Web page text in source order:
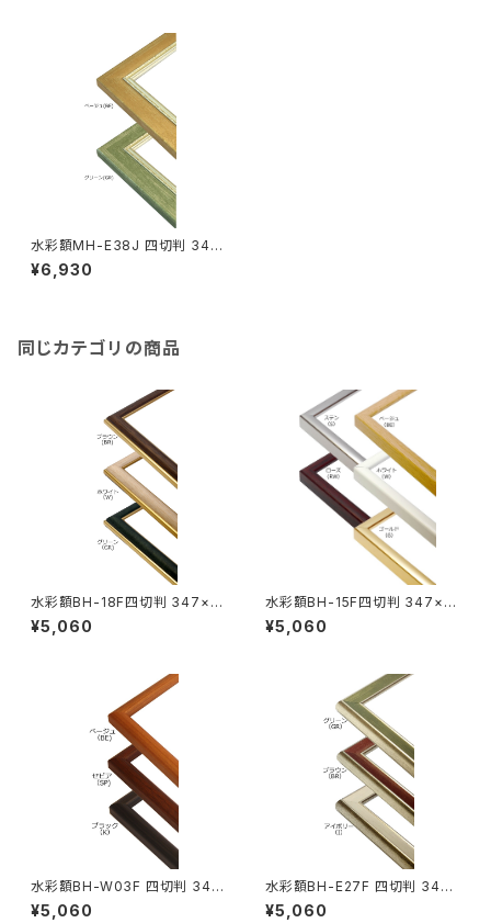
水彩額MH-E38J 四切判 347
×423ミリ
¥6,930
同じカテゴリの商品
水彩額BH-18F四切判 347×4
23ミリ
¥5,060
水彩額BH-15F四切判 347×4
23ミリ
¥5,060
水彩額BH-W03F 四切判 347
×423ミリ
¥5,060
水彩額BH-E27F 四切判 347×
423ミリ
¥5,060